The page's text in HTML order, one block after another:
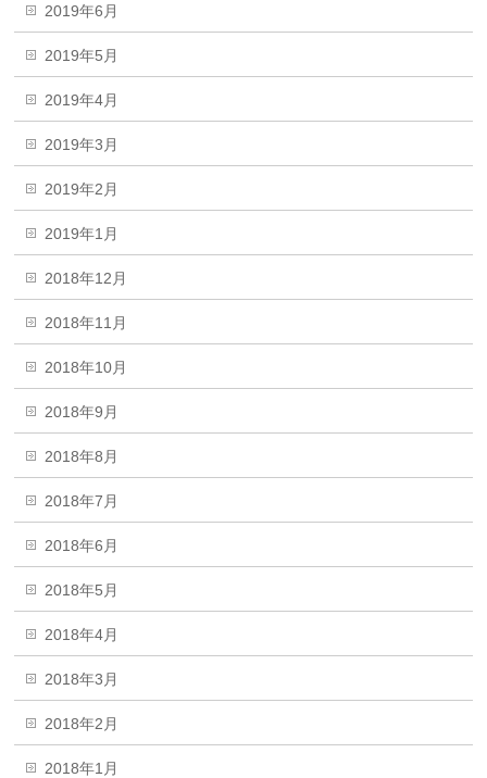
2019年6月
2019年5月
2019年4月
2019年3月
2019年2月
2019年1月
2018年12月
2018年11月
2018年10月
2018年9月
2018年8月
2018年7月
2018年6月
2018年5月
2018年4月
2018年3月
2018年2月
2018年1月